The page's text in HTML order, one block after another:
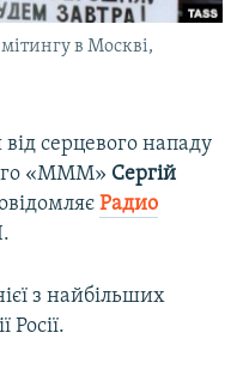
в Москві,
серцевого нападу
«МММ» Сергій
Радио
з найбільших
Росії.